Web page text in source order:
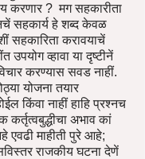
करणार ? मग सहकारीता
सहकार्य हे शब्द केवळ
सहकारिता करावयाचें
व्हावा या दृष्टीनें
करण्यास सवड नाहीं.
योजना तयार
किंवा नाहीं हाहि प्रश्नच
अभाव कां
माहीती पुरे आहे;
राजकीय घटना देणें